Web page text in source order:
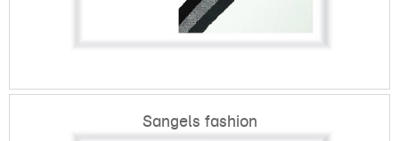
Sangels fashion